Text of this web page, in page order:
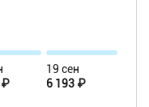
₽
19 сен
6 193 ₽